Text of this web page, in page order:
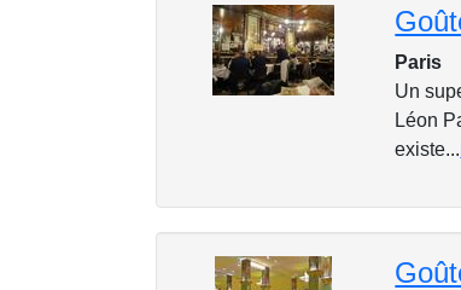
Paris
Un
Léon
existe...